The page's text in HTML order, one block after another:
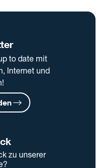
to date mit
Internet und
zu unserer